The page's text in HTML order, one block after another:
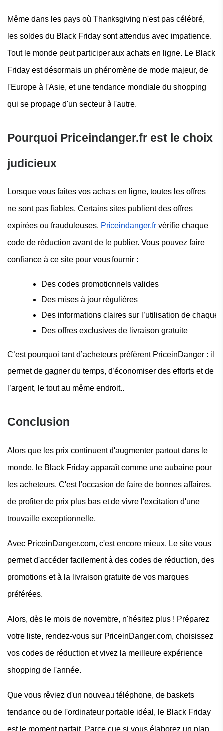
Même dans les pays où Thanksgiving n'est pas célébré,
les soldes du Black Friday sont attendus avec impatience.
Tout le monde peut participer aux achats en ligne. Le Black
Friday est désormais un phénomène de mode majeur, de
l'Europe à l'Asie, et une tendance mondiale du shopping
qui se propage d'un secteur à l'autre.
Pourquoi Priceindanger.fr est le choix
judicieux
Lorsque vous faites vos achats en ligne, toutes les offres
ne sont pas fiables. Certains sites publient des offres
expirées ou frauduleuses. Priceindanger.fr vérifie chaque
code de réduction avant de le publier. Vous pouvez faire
confiance à ce site pour vous fournir :
Des codes promotionnels valides
Des mises à jour régulières
Des informations claires sur l’utilisation de chaque
Des offres exclusives de livraison gratuite
C’est pourquoi tant d’acheteurs préfèrent PriceinDanger : il
permet de gagner du temps, d’économiser des efforts et de
l’argent, le tout au même endroit..
Conclusion
Alors que les prix continuent d'augmenter partout dans le
monde, le Black Friday apparaît comme une aubaine pour
les acheteurs. C'est l'occasion de faire de bonnes affaires,
de profiter de prix plus bas et de vivre l'excitation d'une
trouvaille exceptionnelle.
Avec PriceinDanger.com, c'est encore mieux. Le site vous
permet d'accéder facilement à des codes de réduction, des
promotions et à la livraison gratuite de vos marques
préférées.
Alors, dès le mois de novembre, n'hésitez plus ! Préparez
votre liste, rendez-vous sur PriceinDanger.com, choisissez
vos codes de réduction et vivez la meilleure expérience
shopping de l'année.
Que vous rêviez d'un nouveau téléphone, de baskets
tendance ou de l'ordinateur portable idéal, le Black Friday
est le moment parfait. Parce que si vous élaborez un plan